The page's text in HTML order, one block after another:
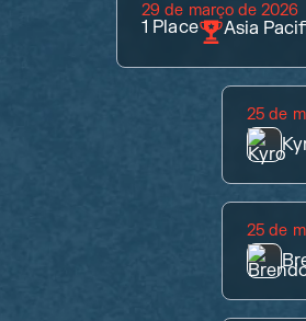
29 de março de 2026
1 Place Asia
25 de
25 de